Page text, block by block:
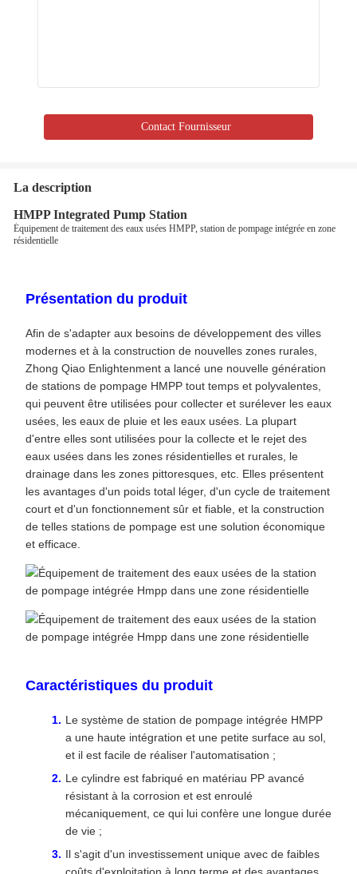
Contact Fournisseur
La description
HMPP Integrated Pump Station
Équipement de traitement des eaux usées HMPP, station de pompage intégrée en zone
résidentielle
Présentation du produit
Afin de s'adapter aux besoins de développement des villes
modernes et à la construction de nouvelles zones rurales,
Zhong Qiao Enlightenment a lancé une nouvelle génération
de stations de pompage HMPP tout temps et polyvalentes,
qui peuvent être utilisées pour collecter et surélever les eaux
usées, les eaux de pluie et les eaux usées. La plupart
d'entre elles sont utilisées pour la collecte et le rejet des
eaux usées dans les zones résidentielles et rurales, le
drainage dans les zones pittoresques, etc. Elles présentent
les avantages d'un poids total léger, d'un cycle de traitement
court et d'un fonctionnement sûr et fiable, et la construction
de telles stations de pompage est une solution économique
et efficace.
Caractéristiques du produit
Le système de station de pompage intégrée HMPP
a une haute intégration et une petite surface au sol,
et il est facile de réaliser l'automatisation ;
Le cylindre est fabriqué en matériau PP avancé
résistant à la corrosion et est enroulé
mécaniquement, ce qui lui confère une longue durée
de vie ;
Il s'agit d'un investissement unique avec de faibles